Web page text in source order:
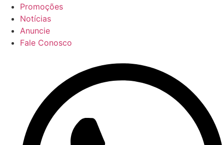
Promoções
Notícias
Anuncie
Fale Conosco